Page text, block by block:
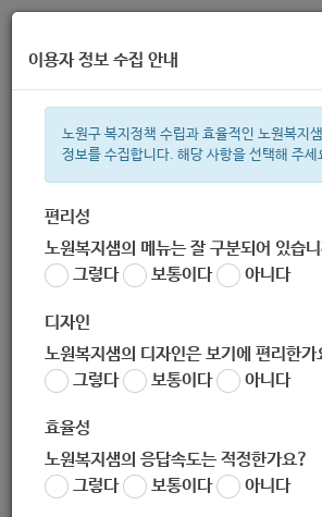
주간 인기검색어
한눈으로 보는 복지 정
이용자 정보 수집 안내
노원구 복지정책 수립과 효율적인 노원복지
정보를 수집합니다. 해당 사항을 선택해 주세
편리성
노원복지샘의 메뉴는 잘 구분되어 있습
그렇다
보통이다 아니다
디자인
노원복지샘의 디자인은 보기에 편리한가
그렇다
보통이다 아니다
효율성
노원복지샘의 응답속도는 적정한가요?
그렇다
보통이다 아니다
월계노인복지관
담당 복지 서비스